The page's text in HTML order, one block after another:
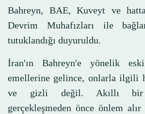
Bahreyn, BAE, Kuveyt ve
Devrim Muhafızları ile
tutuklandığı duyuruldu.
İran'ın Bahreyn'e yönelik
emellerine gelince, onlarla ilgili
ve gizli değil. Akıllı
gerçekleşmeden önce önlem